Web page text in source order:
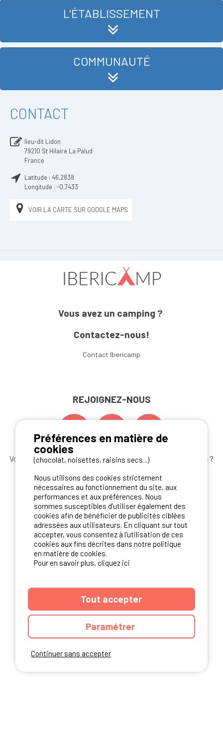
L'ÉTABLISSEMENT
COMMUNAUTÉ
CONTACT
lieu-dit Lidon
79210 St Hilaire La Palud
France
Latitude : 46,2838
Longitude : -0,7433
VOIR LA CARTE SUR GOOGLE MAPS
Vous avez un camping ?
Contactez-nous!
Contact Ibericamp
REJOIGNEZ-NOUS
Vous souhaitez bénéficier desmeilleures offres camping ?
S'ABONNER
NOS PARTENAIRES
Continuer sans accepter
Préférences en matière de
cookies
(chocolat, noisettes, raisins secs...)
Nous utilisons des cookies strictement
nécessaires au fonctionnement du site, aux
performances et aux préférences. Nous
sommes susceptibles d’utiliser également des
cookies afin de bénéficier de publicités ciblées
adressées aux utilisateurs. En cliquant sur tout
accepter, vous consentez à l'utilisation de ces
cookies aux fins décrites dans notre politique
en matière de cookies.
Pour en savoir plus, cliquez ici
Tout accepter
Paramétrer